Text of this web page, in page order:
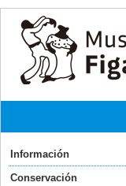
Información
Conservación